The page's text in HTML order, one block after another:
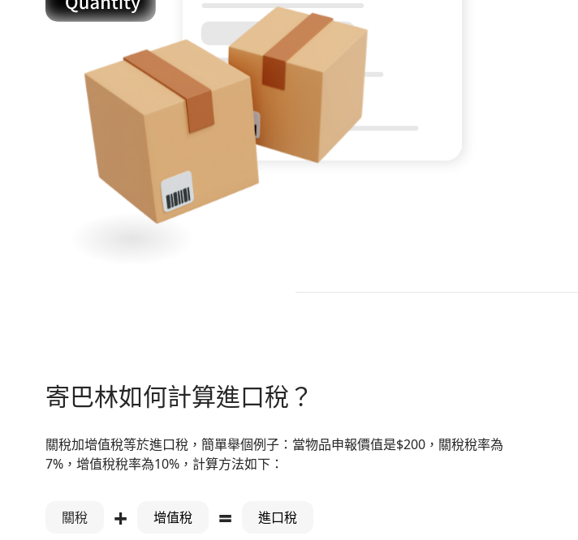
寄巴林如何計算進口稅？
關稅加增值稅等於進口稅，簡單舉個例子：當物品申報價值是$200，關稅稅率為
7%，增值稅稅率為10%，計算方法如下：
關稅 + 增值稅 = 進口稅